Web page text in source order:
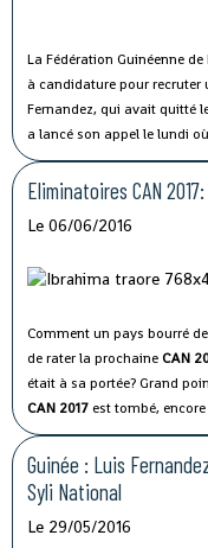
La Fédération Guinéenne
à candidature pour recruter
Fernandez, qui avait quitté
a lancé son appel le lundi
avait quitté à la veille de la
Eliminatoires CAN
Le 06/06/2016
Comment un pays bourré
de rater la prochaineCAN
était à sa portée? Grand
CAN 2017 est tombé,
fois lors de ces
adversaire du jour qu’ils ne
journée, puisque ce sont
cas d’égalité de points.
Guinée : Luis
Syli National
Le 29/05/2016